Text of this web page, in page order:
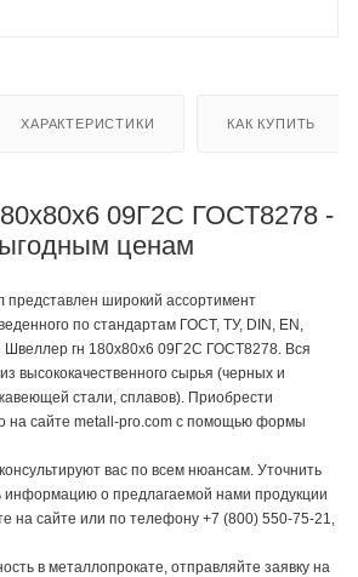
ХАРАКТЕРИСТИКИ КАК КУПИТЬ
09Г2С ГОСТ8278 -
ценам
широкий ассортимент
по стандартам ГОСТ, ТУ, DIN, EN,
Швеллер гн 180х80х6 09Г2С ГОСТ8278. Вся
высококачественного сырья (черных и
стали, сплавов). Приобрести
на сайте metall-pro.com с помощью формы
вас по всем нюансам. Уточнить
информацию о предлагаемой нами продукции
на сайте или по телефону +7 (800) 550-75-21,
в металлопрокате, отправляйте заявку на